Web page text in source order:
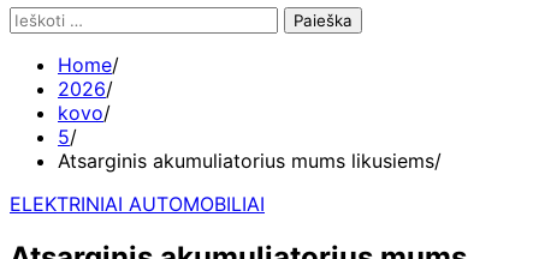
Ieškoti:
Home
2026
kovo
5
Atsarginis akumuliatorius mums likusiems
ELEKTRINIAI AUTOMOBILIAI